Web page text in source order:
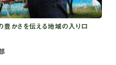
豊かさを伝える地域の入り口